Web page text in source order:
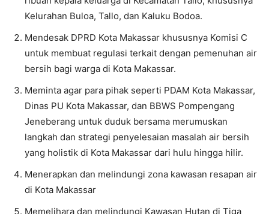
Kelurahan Buloa, Tallo, dan Kaluku Bodoa.
Mendesak DPRD Kota Makassar khususnya Komisi C
untuk membuat regulasi terkait dengan pemenuhan air
bersih bagi warga di Kota Makassar.
Meminta agar para pihak seperti PDAM Kota Makassar,
Dinas PU Kota Makassar, dan BBWS Pompengang
Jeneberang untuk duduk bersama merumuskan
langkah dan strategi penyelesaian masalah air bersih
yang holistik di Kota Makassar dari hulu hingga hilir.
Menerapkan dan melindungi zona kawasan resapan air
di Kota Makassar
Memelihara dan melindungi Kawasan Hutan di Tiga